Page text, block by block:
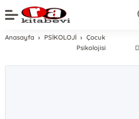
Anasayfa PSİKOLOJİ
Çocuk
Psikolojisi